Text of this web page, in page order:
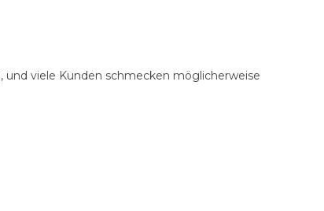
und viele Kunden schmecken möglicherweise